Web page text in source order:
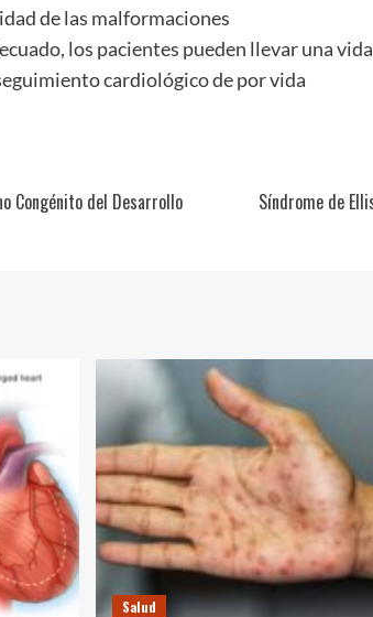
de las malformaciones
los pacientes pueden llevar una
cardiológico de por vida
Congénito del Desarrollo
Síndrome de
Salud